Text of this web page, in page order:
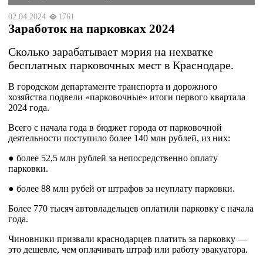
02.04.2024 1761
Заработок на парковках 2024
Сколько зарабатывает мэрия на нехватке
бесплатных парковочных мест в Краснодаре.
В городском департаменте транспорта и дорожного
хозяйства подвели «парковочные» итоги первого квартала
2024 года.
Всего с начала года в бюджет города от парковочной
деятельности поступило более 140 млн рублей, из них:
● более 52,5 млн рублей за непосредственно оплату
парковки.
● более 88 млн рубей от штрафов за неуплату парковки.
Более 770 тысяч автовладельцев оплатили парковку с начала
года.
Чиновники призвали краснодарцев платить за парковку —
это дешевле, чем оплачивать штраф или работу эвакуатора.